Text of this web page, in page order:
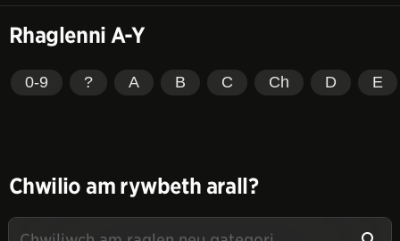
Rhaglenni A-Y
0-9 ? A B C Ch D E
Chwilio am rywbeth arall?